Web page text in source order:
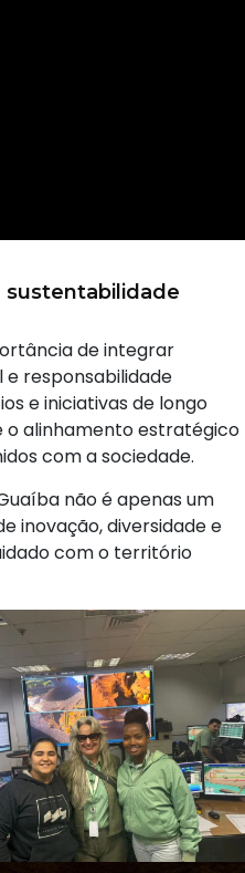
sustentabilidade
de integrar
responsabilidade
e iniciativas de longo
o alinhamento estratégico
com a sociedade.
não é apenas um
inovação, diversidade e
com o território